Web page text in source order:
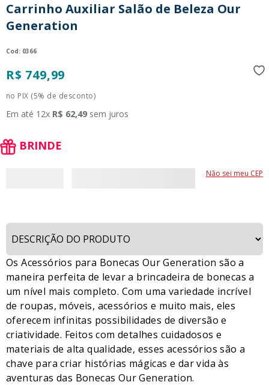
Carrinho Auxiliar Salão de Beleza Our
Generation
: 0366
R$ 749,99
no PIX (5% de desconto)
Em até 12x R$ 62,49 sem juros
BRINDE
Não sei meu CEP
Os Acessórios para Bonecas Our Generation são a
maneira perfeita de levar a brincadeira de bonecas a
um nível mais completo. Com uma variedade incrível
de roupas, móveis, acessórios e muito mais, eles
oferecem infinitas possibilidades de diversão e
criatividade. Feitos com detalhes cuidadosos e
materiais de alta qualidade, esses acessórios são a
chave para criar histórias mágicas e dar vida às
aventuras das Bonecas Our Generation.
9º
guerreiras kpop